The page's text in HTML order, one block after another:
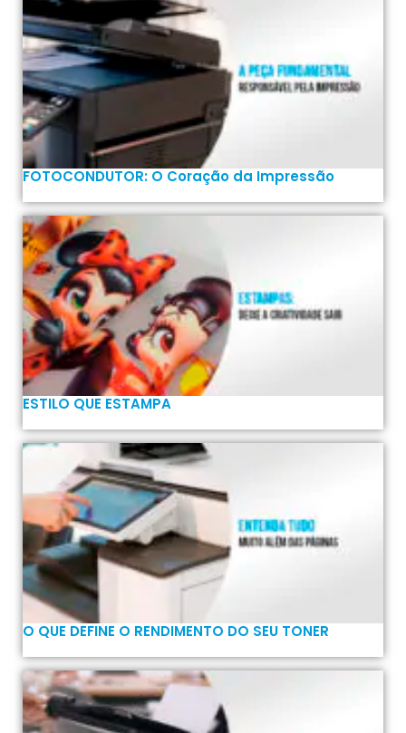
FOTOCONDUTOR: O Coração da Impressão
ESTILO QUE ESTAMPA
O QUE DEFINE O RENDIMENTO DO SEU TONER